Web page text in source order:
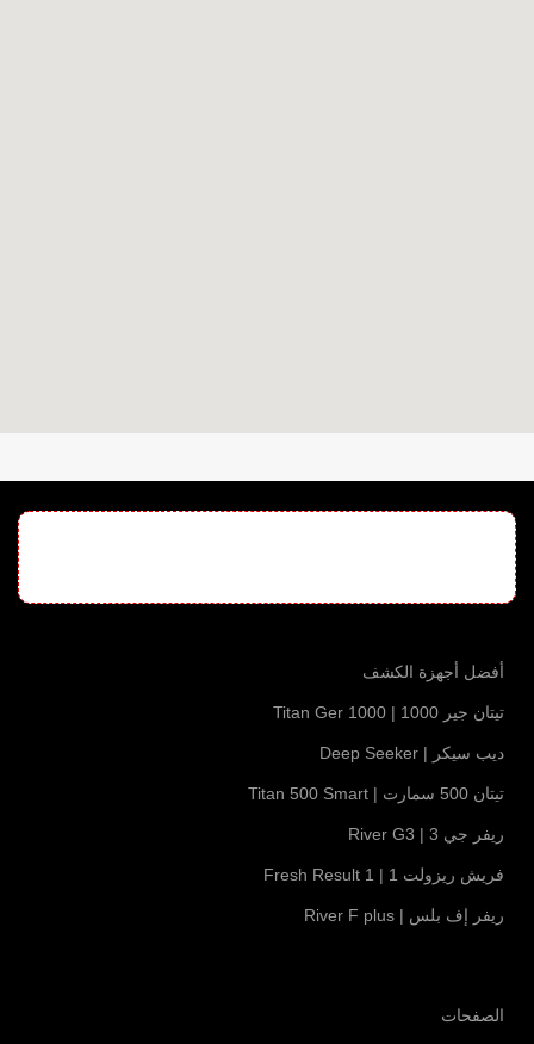
أفضل أجهزة الكشف
تيتان جير 1000 | Titan Ger 1000
ديب سيكر | Deep Seeker
تيتان 500 سمارت | Titan 500 Smart
ريفر جي 3 | River G3
فريش ريزولت 1 | Fresh Result 1
ريفر إف بلس | River F plus
الصفحات